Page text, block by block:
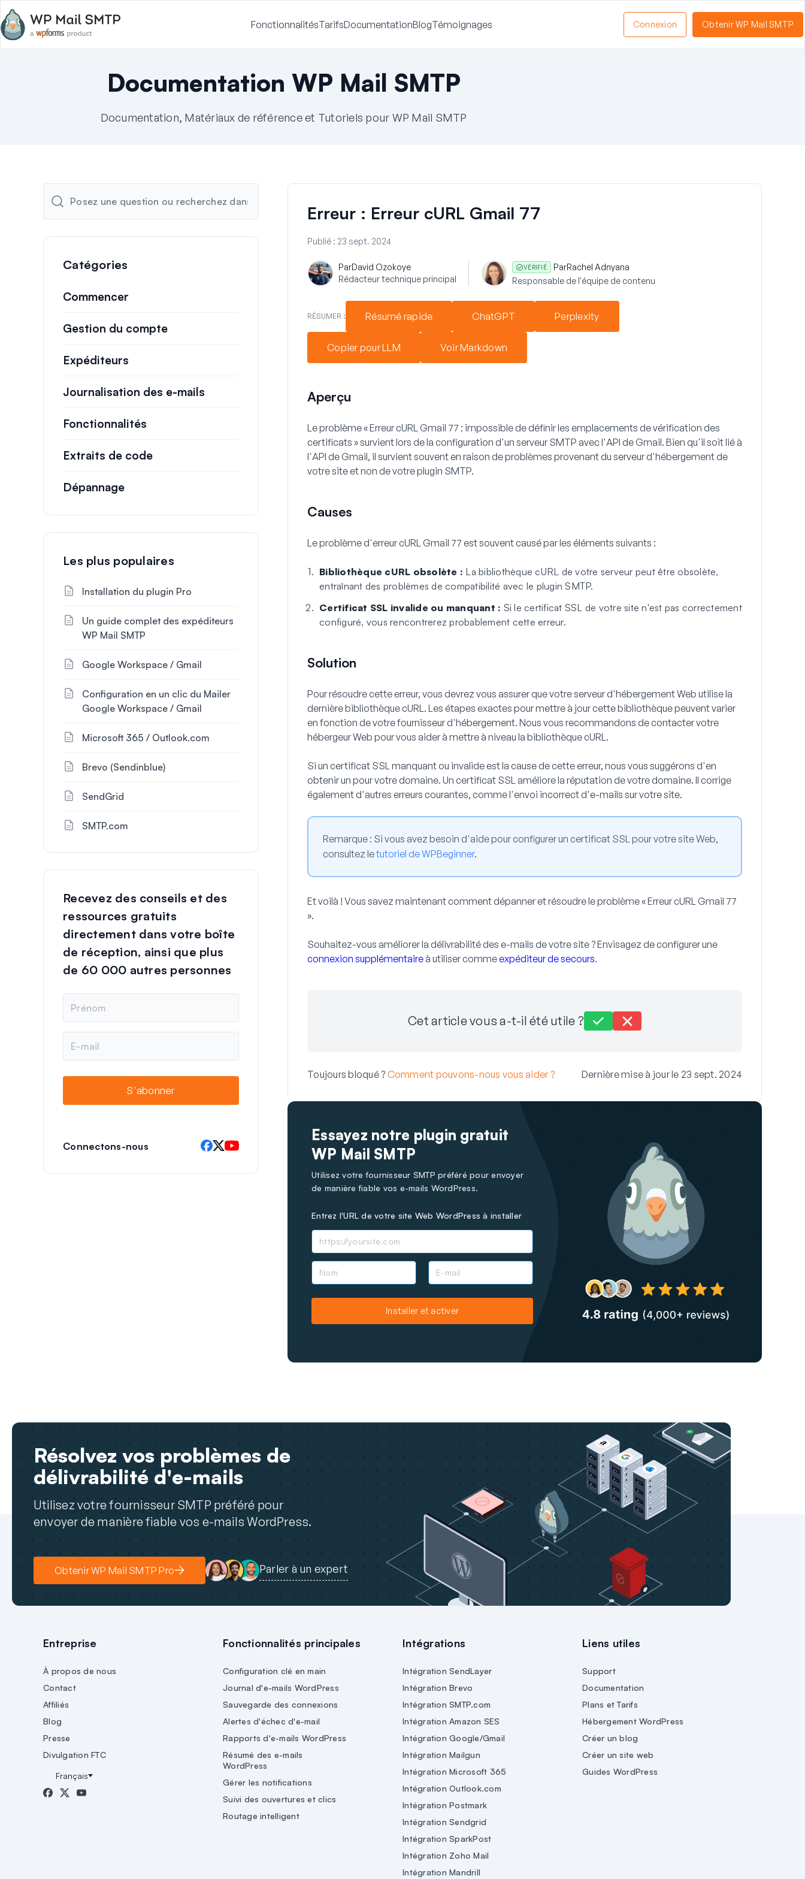
FonctionnalitésTarifsDocumentationBlogTémoignages Connexion Obtenir WP Mail SMTP
Documentation WP Mail SMTP
Documentation, Matériaux de référence et Tutoriels pour WP Mail SMTP
Erreur : Erreur cURL Gmail 77
Publié : 23 sept. 2024
ParDavid Ozokoye
Rédacteur technique principal
VÉRIFIÉ ParRachel Adnyana
Responsable de l'équipe de contenu
RÉSUMER : Résumé rapide ChatGPT Perplexity
Copier pour LLM Voir Markdown
Aperçu
Le problème « Erreur cURL Gmail 77 : impossible de définir les emplacements de vérification des
certificats » survient lors de la configuration d'un serveur SMTP avec l'API de Gmail. Bien qu'il soit lié à
l'API de Gmail, il survient souvent en raison de problèmes provenant du serveur d'hébergement de
votre site et non de votre plugin SMTP.
Causes
Le problème d'erreur cURL Gmail 77 est souvent causé par les éléments suivants :
Bibliothèque cURL obsolète : La bibliothèque cURL de votre serveur peut être obsolète,
entraînant des problèmes de compatibilité avec le plugin SMTP.
Certificat SSL invalide ou manquant : Si le certificat SSL de votre site n'est pas correctement
configuré, vous rencontrerez probablement cette erreur.
Solution
Pour résoudre cette erreur, vous devrez vous assurer que votre serveur d'hébergement Web utilise la
dernière bibliothèque cURL. Les étapes exactes pour mettre à jour cette bibliothèque peuvent varier
en fonction de votre fournisseur d'hébergement. Nous vous recommandons de contacter votre
hébergeur Web pour vous aider à mettre à niveau la bibliothèque cURL.
Si un certificat SSL manquant ou invalide est la cause de cette erreur, nous vous suggérons d'en
obtenir un pour votre domaine. Un certificat SSL améliore la réputation de votre domaine. Il corrige
également d'autres erreurs courantes, comme l'envoi incorrect d'e-mails sur votre site.
Remarque : Si vous avez besoin d'aide pour configurer un certificat SSL pour votre site Web,
consultez letutoriel de WPBeginner.
Et voilà ! Vous savez maintenant comment dépanner et résoudre le problème « Erreur cURL Gmail 77
».
Souhaitez-vous améliorer la délivrabilité des e-mails de votre site ? Envisagez de configurer une
connexion supplémentaireà utiliser commeexpéditeur de secours.
Cet article vous a-t-il été utile ?
Toujours bloqué ? Comment pouvons-nous vous aider ? Dernière mise à jour le 23 sept. 2024
Essayez notre plugin gratuit
WP Mail SMTP
Utilisez votre fournisseur SMTP préféré pour envoyer
de manière fiable vos e-mails WordPress.
Entrez l'URL de votre site Web WordPress à installer
N
E
Installer et activer
Catégories
Commencer
Gestion du compte
Expéditeurs
Journalisation des e-mails
Fonctionnalités
Extraits de code
Dépannage
Les plus populaires
Installation du plugin Pro
Un guide complet des expéditeurs
WP Mail SMTP
Google Workspace / Gmail
Configuration en un clic du Mailer
Google Workspace / Gmail
Microsoft 365 / Outlook.com
Brevo (Sendinblue)
SendGrid
SMTP.com
Recevez des conseils et des
ressources gratuits
directement dans votre boîte
de réception, ainsi que plus
de 60 000 autres personnes
m
m
S'abonner
Connectons-nous
Résolvez vos problèmes de
délivrabilité d'e-mails
Utilisez votre fournisseur SMTP préféré pour
envoyer de manière fiable vos e-mails WordPress.
Obtenir WP Mail SMTP Pro Parler à un expert
Entreprise
À propos de nous
Contact
Affiliés
Blog
Presse
Divulgation FTC
Fonctionnalités principales
Configuration clé en main
Journal d'e-mails WordPress
Sauvegarde des connexions
Alertes d'échec d'e-mail
Rapports d'e-mails WordPress
Résumé des e-mails
WordPress
Gérer les notifications
Suivi des ouvertures et clics
Routage intelligent
Intégrations
Intégration SendLayer
Intégration Brevo
Intégration SMTP.com
Intégration Amazon SES
Intégration Google/Gmail
Intégration Mailgun
Intégration Microsoft 365
Intégration Outlook.com
Intégration Postmark
Intégration Sendgrid
Intégration SparkPost
Intégration Zoho Mail
Intégration Mandrill
Liens utiles
Support
Documentation
Plans et Tarifs
Hébergement WordPress
Créer un blog
Créer un site web
Guides WordPress